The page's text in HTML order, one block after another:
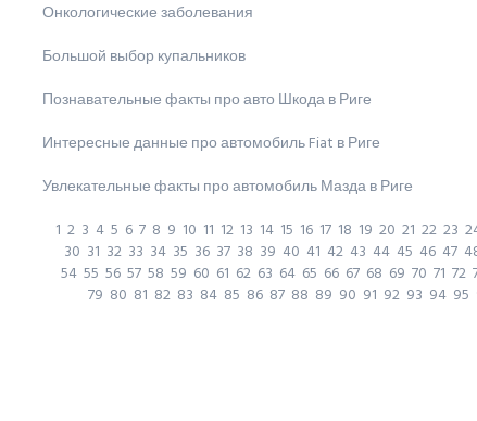
Онкологические заболевания
Большой выбор купальников
Познавательные факты про авто Шкода в Риге
Интересные данные про автомобиль Fiat в Риге
Увлекательные факты про автомобиль Мазда в Риге
1 2 3 4 5 6 7 8 9 10 11 12 13 14 15 16 17 18 19 20 21 22 23
30 31 32 33 34 35 36 37 38 39 40 41 42 43 44 45 46 47
54 55 56 57 58 59 60 61 62 63 64 65 66 67 68 69 70 71 72
79 80 81 82 83 84 85 86 87 88 89 90 91 92 93 94 95